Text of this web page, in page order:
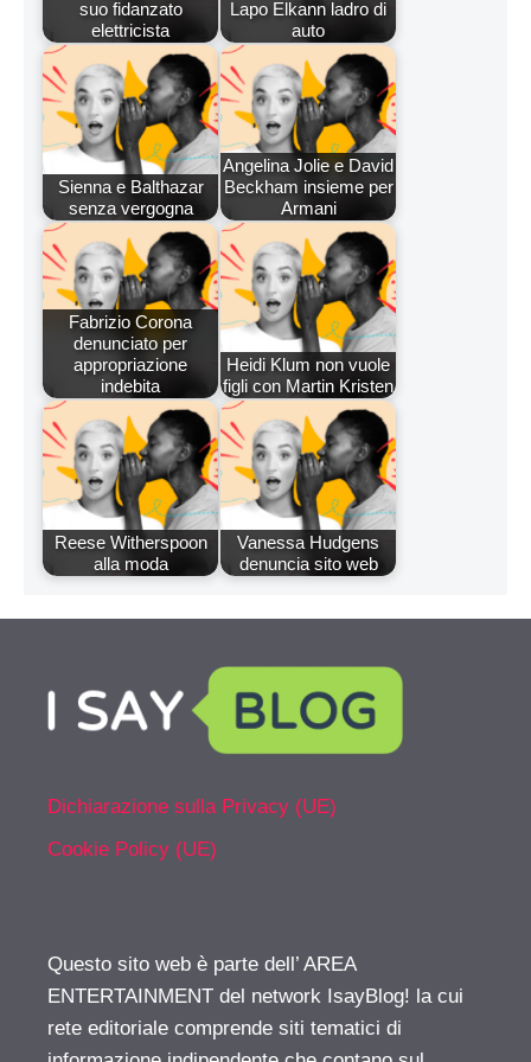
suo fidanzato
elettricista
Lapo Elkann ladro di
auto
Sienna e Balthazar
senza vergogna
Angelina Jolie e David
Beckham insieme per
Armani
Fabrizio Corona
denunciato per
appropriazione
indebita
Heidi Klum non vuole
figli con Martin Kristen
Reese Witherspoon
alla moda
Vanessa Hudgens
denuncia sito web
Dichiarazione sulla Privacy (UE)
Cookie Policy (UE)
Questo sito web è parte dell’ AREA
ENTERTAINMENT del network IsayBlog! la cui
rete editoriale comprende siti tematici di